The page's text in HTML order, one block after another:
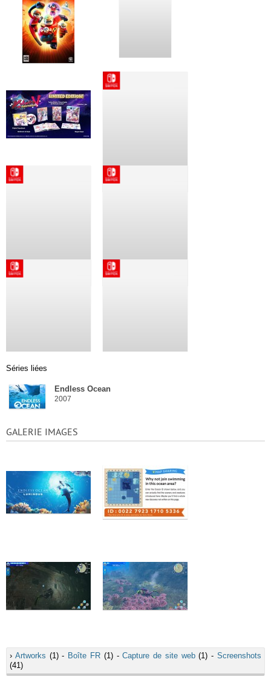
Séries liées
Endless Ocean
2007
GALERIE IMAGES
› Artworks (1) - Boîte FR(1) -Capture de site web(1) -Screenshots
(41)